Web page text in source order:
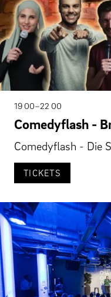
19 00–22 00
Comedyflash -
Comedyflash - Die
TICKETS